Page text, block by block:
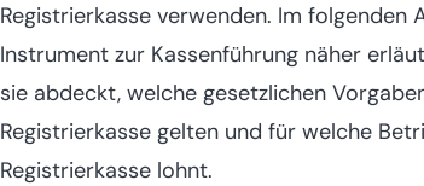
Registrierkasse verwenden. Im folgenden
Instrument zur Kassenführung näher
sie abdeckt, welche gesetzlichen
Registrierkasse gelten und für welche
Registrierkasse lohnt.